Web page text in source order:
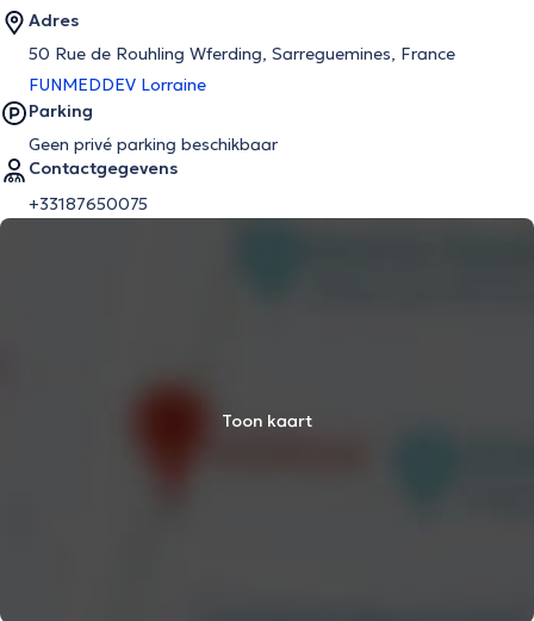
Adres
50 Rue de Rouhling Wferding, Sarreguemines, France
FUNMEDDEV Lorraine
Parking
Geen privé parking beschikbaar
Contactgegevens
+33187650075‬
Toon kaart